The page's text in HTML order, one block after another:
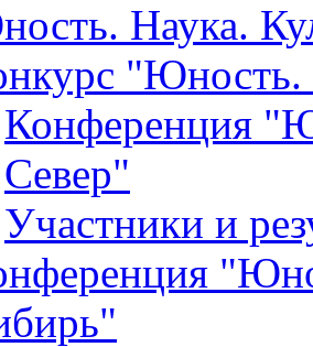
Наука.
"Юность.
Конференция
Север"
Участники и